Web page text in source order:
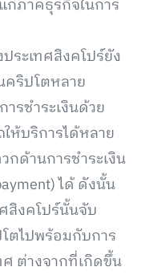
ภาคธุรกิจในการ
ระเทศสิงคโปร์ยัง
คริปโตหลาย
ารชำระเงินด้วย
ห้บริการได้หลาย
กด้านการชำระเงิน
ได้ ดังนั้น
สิงคโปร์นั้นจับ
ตไปพร้อมกับการ
ต่างจากที่เกิดขึ้น